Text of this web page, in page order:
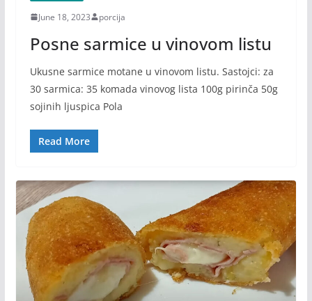
June 18, 2023 porcija
Posne sarmice u vinovom listu
Ukusne sarmice motane u vinovom listu. Sastojci: za
30 sarmica: 35 komada vinovog lista 100g pirinča 50g
sojinih ljuspica Pola
Read More